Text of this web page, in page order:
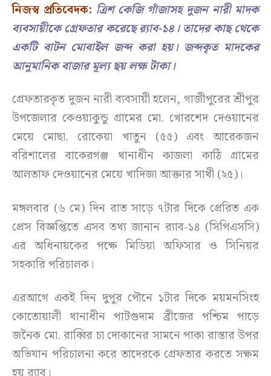
নিজস্ব প্রতিবেদক: ত্রিশ কেজি গাঁজাসহ দুজন নারী মাদক
ব্যবসায়ীকে গ্রেফতার করেছে র‌্যাব-১৪। তাদের কাছ থেকে
একটি বাটন মোবাইল জব্দ করা হয়। জব্দকৃত মাদকের
আনুমানিক বাজার মূল্য ছয় লক্ষ টাকা।
গ্রেফতারকৃত দুজন নারী ব্যবসায়ী হলেন, গাজীপুরের শ্রীপুর
উপজেলার কেওয়াকুন্ডু গ্রামের মো. খোরশেদ দেওয়ানের
মেয়ে মোছা. রোকেয়া খাতুন (৫৫) এবং আরেকজন
বরিশালের বাকেরগঞ্জ থানাধীন কাজলা কাঠি গ্রামের
আলতাফ দেওয়ানের মেয়ে খাদিজা আক্তার সাথী (২৫)।
মঙ্গলবার (৬ মে) দিন রাত সাড়ে ৭টার দিকে প্রেরিত এক
প্রেস বিজ্ঞপ্তিতে এসব তথ্য জানান র‌্যাব-১৪ (সিপিএসসি)
এর অধিনায়কের পক্ষে মিডিয়া অফিসার ও সিনিয়র
সহকারি পরিচালক।
এরআগে একই দিন দুপুর পৌনে ১টার দিকে ময়মনসিংহ
কোতোয়ালী থানাধীন পাটগুদাম ব্রীজের পশ্চিম পাড়ে
জনৈক মো. রাব্বির চা দোকানের সামনে পাকা রাস্তার উপর
অভিযান পরিচালনা করে তাদেরকে গ্রেফতার করতে সক্ষম